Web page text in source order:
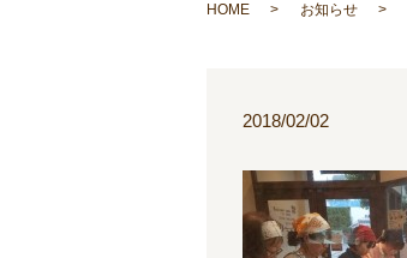
HOME お知らせ
2018/02/02